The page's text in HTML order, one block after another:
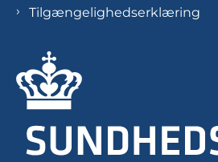
Tilgængelighedserklæring